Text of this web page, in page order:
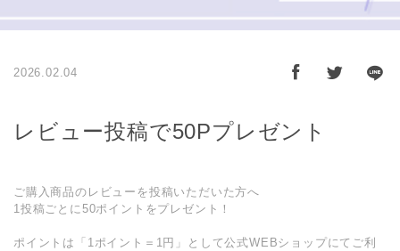
2026.02.04
レビュー投稿で50Pプレゼント
ご購入商品のレビューを投稿いただいた方へ
1投稿ごとに50ポイントをプレゼント！
ポイントは「1ポイント＝1円」として公式WEBショップにてご利